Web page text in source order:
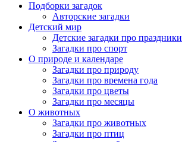
Подборки загадок
Авторские загадки
Детский мир
Детские загадки про праздники
Загадки про спорт
О природе и календаре
Загадки про природу
Загадки про времена года
Загадки про цветы
Загадки про месяцы
О животных
Загадки про животных
Загадки про птиц